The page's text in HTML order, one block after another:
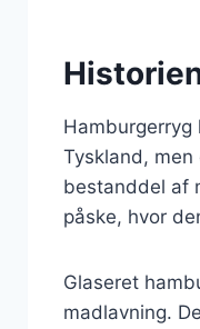
Tyskland,
bestanddel af
påske, hvor
Glaseret
madlavning.